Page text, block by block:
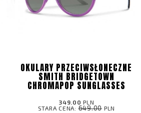
OKULARY PRZECIWSŁONECZNE
SMITH BRIDGETOWN
CHROMAPOP SUNGLASSES
349.00 PLN
STARA CENA:649.00 PLN